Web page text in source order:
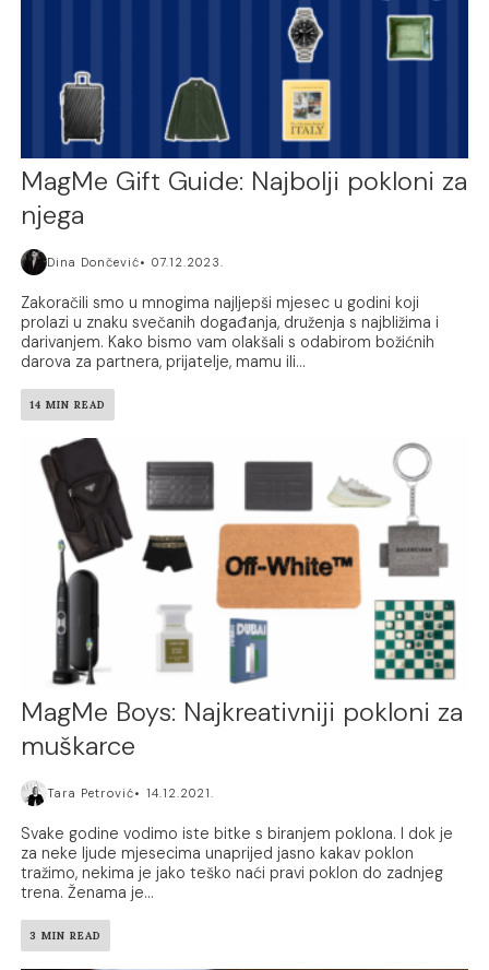
MagMe Gift Guide: Najbolji pokloni za
njega
Dina Dončević 07.12.2023.
Zakoračili smo u mnogima najljepši mjesec u godini koji
prolazi u znaku svečanih događanja, druženja s najbližima i
darivanjem. Kako bismo vam olakšali s odabirom božićnih
darova za partnera, prijatelje, mamu ili...
14 MIN READ
MagMe Boys: Najkreativniji pokloni za
muškarce
Tara Petrović 14.12.2021.
Svake godine vodimo iste bitke s biranjem poklona. I dok je
za neke ljude mjesecima unaprijed jasno kakav poklon
tražimo, nekima je jako teško naći pravi poklon do zadnjeg
trena. Ženama je...
3 MIN READ